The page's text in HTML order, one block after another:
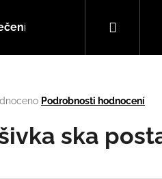
Hledat
Podrobnosti hodnocení
ska